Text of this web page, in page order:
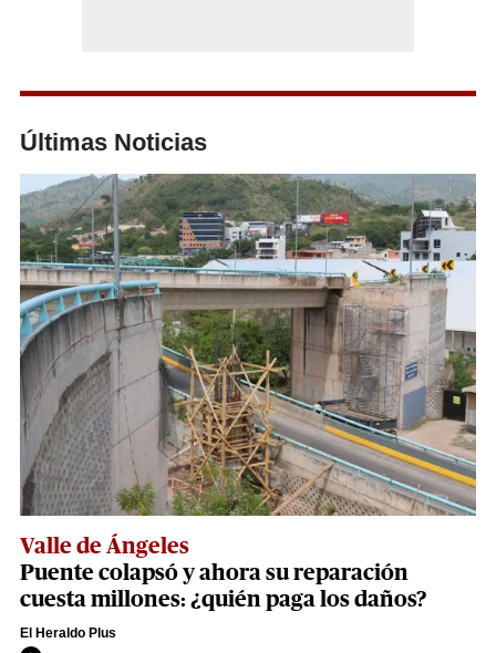
Últimas Noticias
Valle de Ángeles
Puente colapsó y ahora su reparación
cuesta millones: ¿quién paga los daños?
El Heraldo Plus